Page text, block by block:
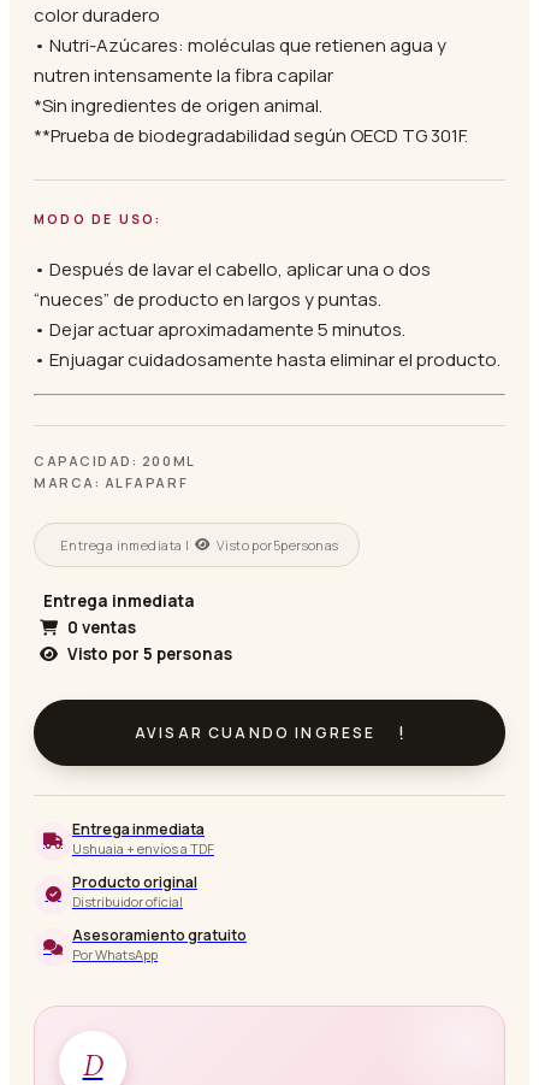
color duradero
• Nutri-Azúcares: moléculas que retienen agua y
nutren intensamente la fibra capilar
*Sin ingredientes de origen animal.
**Prueba de biodegradabilidad según OECD TG 301F.
MODO DE USO:
• Después de lavar el cabello, aplicar una o dos
“nueces” de producto en largos y puntas.
• Dejar actuar aproximadamente 5 minutos.
• Enjuagar cuidadosamente hasta eliminar el producto.
CAPACIDAD: 200ML
MARCA: ALFAPARF
Entrega inmediata | Visto por5personas
Entrega inmediata
0 ventas
Visto por 5 personas
AVISAR CUANDO INGRESE
Entrega inmediata
Ushuaia + envíos a TDF
Producto original
Distribuidor oficial
Asesoramiento gratuito
Por WhatsApp
D